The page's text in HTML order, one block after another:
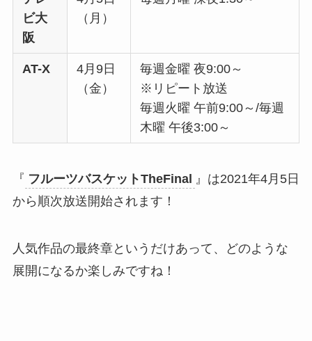
ビ大
阪
（月）
AT-X
4月9日
（金）
毎週金曜 夜9:00～
※リピート放送
毎週火曜 午前9:00～/毎週
木曜 午後3:00～
『 フルーツバスケットTheFinal 』は2021年4月5日
から順次放送開始されます！
人気作品の最終章というだけあって、どのような
展開になるか楽しみですね！